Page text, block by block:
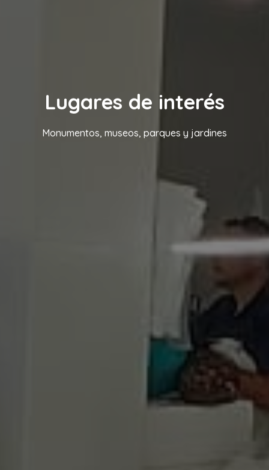
Lugares de interés
Monumentos, museos, parques y jardines